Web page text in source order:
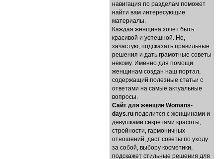
навигация по разделам поможет
найти вам интересующие
материалы.
Каждая женщина хочет быть
красивой и успешной. Но,
зачастую, подсказать правильные
решения и дать грамотные советы
некому. Именно для помощи
женщинам создан наш портал,
содержащий полезные статьи с
ответами на самые актуальные
вопросы.
Cайт для женщин Womans-
days.ru поделится с женщинами и
девушками секретами красоты,
стройности, гармоничных
отношений, даст советы по уходу
за собой, выбору косметики,
подскажет стильные решения для